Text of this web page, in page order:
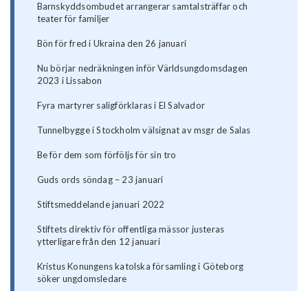
Barnskyddsombudet arrangerar samtalsträffar och
teater för familjer
Bön för fred i Ukraina den 26 januari
Nu börjar nedräkningen inför Världsungdomsdagen
2023 i Lissabon
Fyra martyrer saligförklaras i El Salvador
Tunnelbygge i Stockholm välsignat av msgr de Salas
Be för dem som förföljs för sin tro
Guds ords söndag – 23 januari
Stiftsmeddelande januari 2022
Stiftets direktiv för offentliga mässor justeras
ytterligare från den 12 januari
Kristus Konungens katolska församling i Göteborg
söker ungdomsledare